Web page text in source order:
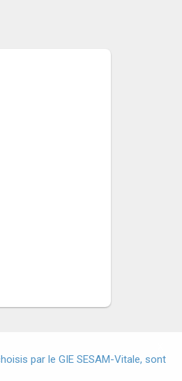
par le GIE SESAM-Vitale, sont